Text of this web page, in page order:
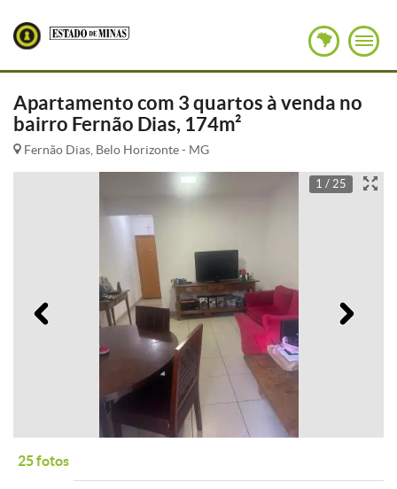
Apartamento com 3 quartos à venda no
bairro Fernão Dias, 174m²
Fernão Dias, Belo Horizonte - MG
1 / 25
Anterior
25 fotos